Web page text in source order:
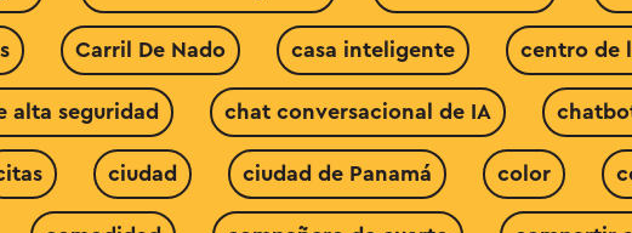
Carril De Nado casa inteligente centro de
alta seguridad chat conversacional de IA
ciudad ciudad de Panamá color